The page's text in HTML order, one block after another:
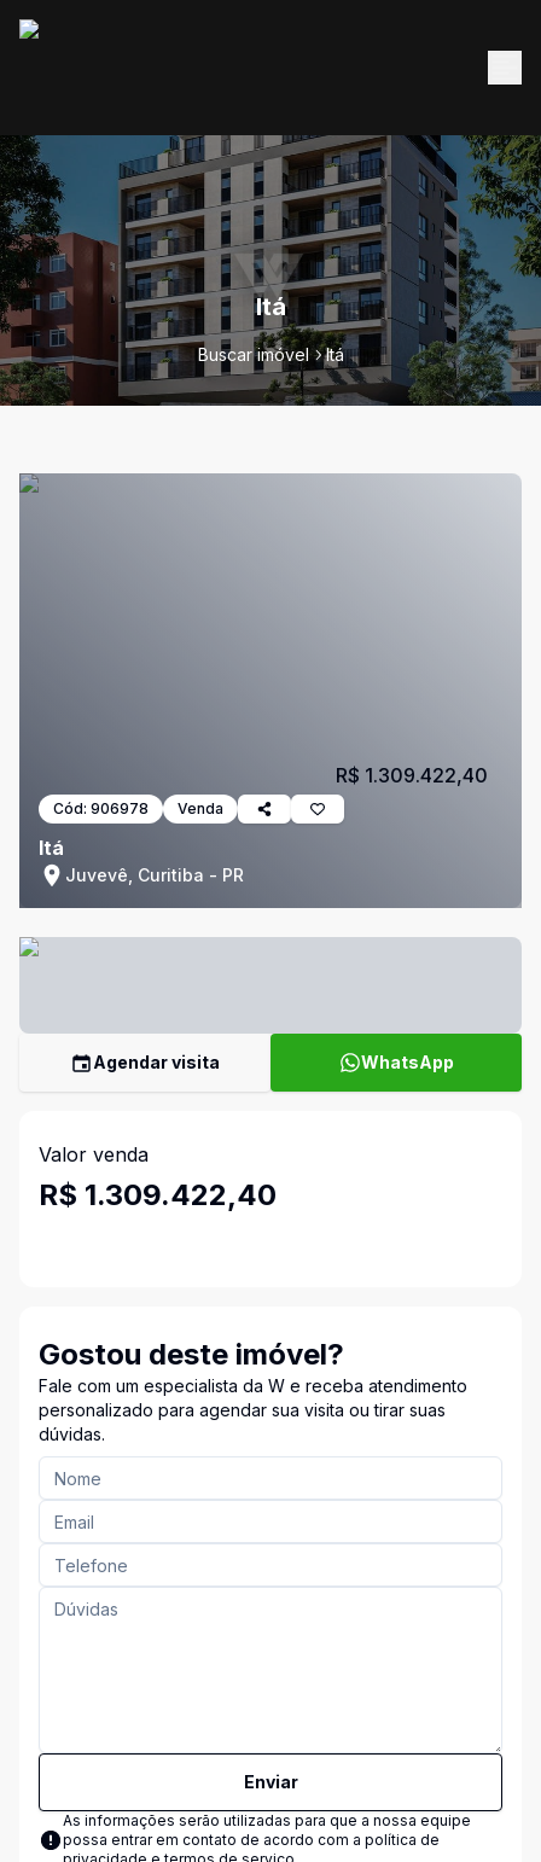
Itá
Buscar imóvel Itá
Cód: 906978 Venda
Itá
Juvevê, Curitiba - PR
R$ 1.309.422,40
Agendar visita WhatsApp
Valor venda
R$ 1.309.422,40
Gostou deste imóvel?
Fale com um especialista da W e receba atendimento
personalizado para agendar sua visita ou tirar suas
dúvidas.
Enviar
As informações serão utilizadas para que a nossa equipe
possa entrar em contato de acordo com a política de